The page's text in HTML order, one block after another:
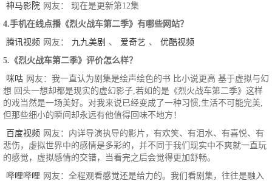
神马影院 网友： 现在是更新第12集
4.手机在线点播《烈火战车第二季》有哪些网站？
腾讯视频 网友： 九九美剧 、 爱奇艺 、
优酷视频
5.《烈火战车第二季》评价怎么样？
咪咕 网友：我一直认为剧集是绘声绘色的书 比小说更高 基于虚拟与幻
想 回头一想却都是现实的虚幻影子,若如的是《烈火战车第二季》这样
的戏当然是一场美好。对我来说已经变成了一种习惯,生活不可能完美,
但那些细小的瞬间却永远有他值得回味不地方！
百度视频 网友：内详导演执导的影片，有欢笑、有泪水、有喜悦、有
悲伤，虚拟世界中的感情是多彩的，并不同于我们现实中不爽就一直玩
的感觉，虚拟感情的交错，当看完之后会觉得更加舒畅。
哔哩哔哩 网友：全程观看感觉还是给力的。我们看剧集，往往是融入